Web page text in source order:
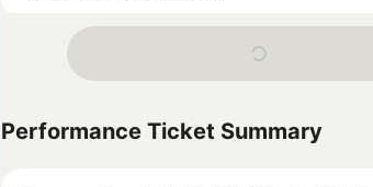
Performance Ticket Summary